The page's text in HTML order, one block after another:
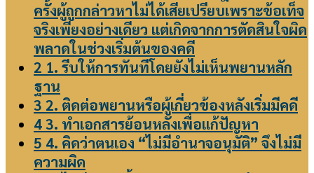
ครั้งผู้ถูกกล่าวหาไม่ได้เสียเปรียบเพราะข้อเท็จ
จริงเพียงอย่างเดียว แต่เกิดจากการตัดสินใจผิด
พลาดในช่วงเริ่มต้นของคดี
2 1. รีบให้การทันทีโดยยังไม่เห็นพยานหลัก
ฐาน
3 2. ติดต่อพยานหรือผู้เกี่ยวข้องหลังเริ่มมีคดี
4 3. ทำเอกสารย้อนหลังเพื่อแก้ปัญหา
5 4. คิดว่าตนเอง “ไม่มีอำนาจอนุมัติ” จึงไม่มี
ความผิด